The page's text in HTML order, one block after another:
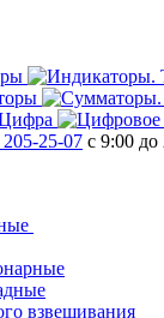
25-07 с 9:00
взвешивания